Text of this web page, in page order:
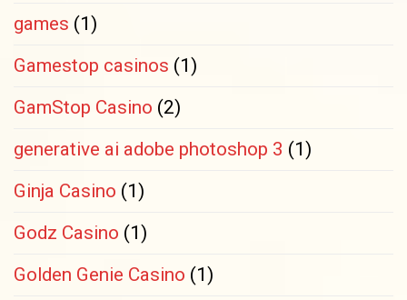
games (1)
Gamestop casinos (1)
GamStop Casino (2)
generative ai adobe photoshop 3 (1)
Ginja Casino (1)
Godz Casino (1)
Golden Genie Casino (1)